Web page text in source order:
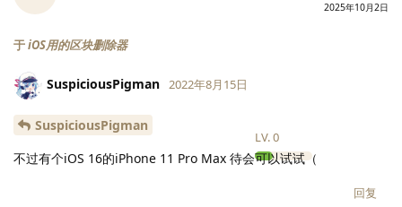
2025年10月2日
于iOS用的区块删除器
SuspiciousPigman
LV.0
2022年8月15日
SuspiciousPigman
不过有个iOS 16的iPhone 11 Pro Max 待会可以试试（
回复